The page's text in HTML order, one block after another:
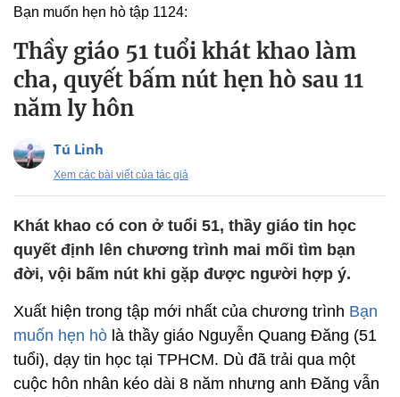
Bạn muốn hẹn hò tập 1124:
Thầy giáo 51 tuổi khát khao làm
cha, quyết bấm nút hẹn hò sau 11
năm ly hôn
Tú Linh
Xem các bài viết của tác giả
Khát khao có con ở tuổi 51, thầy giáo tin học
quyết định lên chương trình mai mối tìm bạn
đời, vội bấm nút khi gặp được người hợp ý.
Xuất hiện trong tập mới nhất của chương trình Bạn
muốn hẹn hò là thầy giáo Nguyễn Quang Đăng (51
tuổi), dạy tin học tại TPHCM. Dù đã trải qua một
cuộc hôn nhân kéo dài 8 năm nhưng anh Đăng vẫn